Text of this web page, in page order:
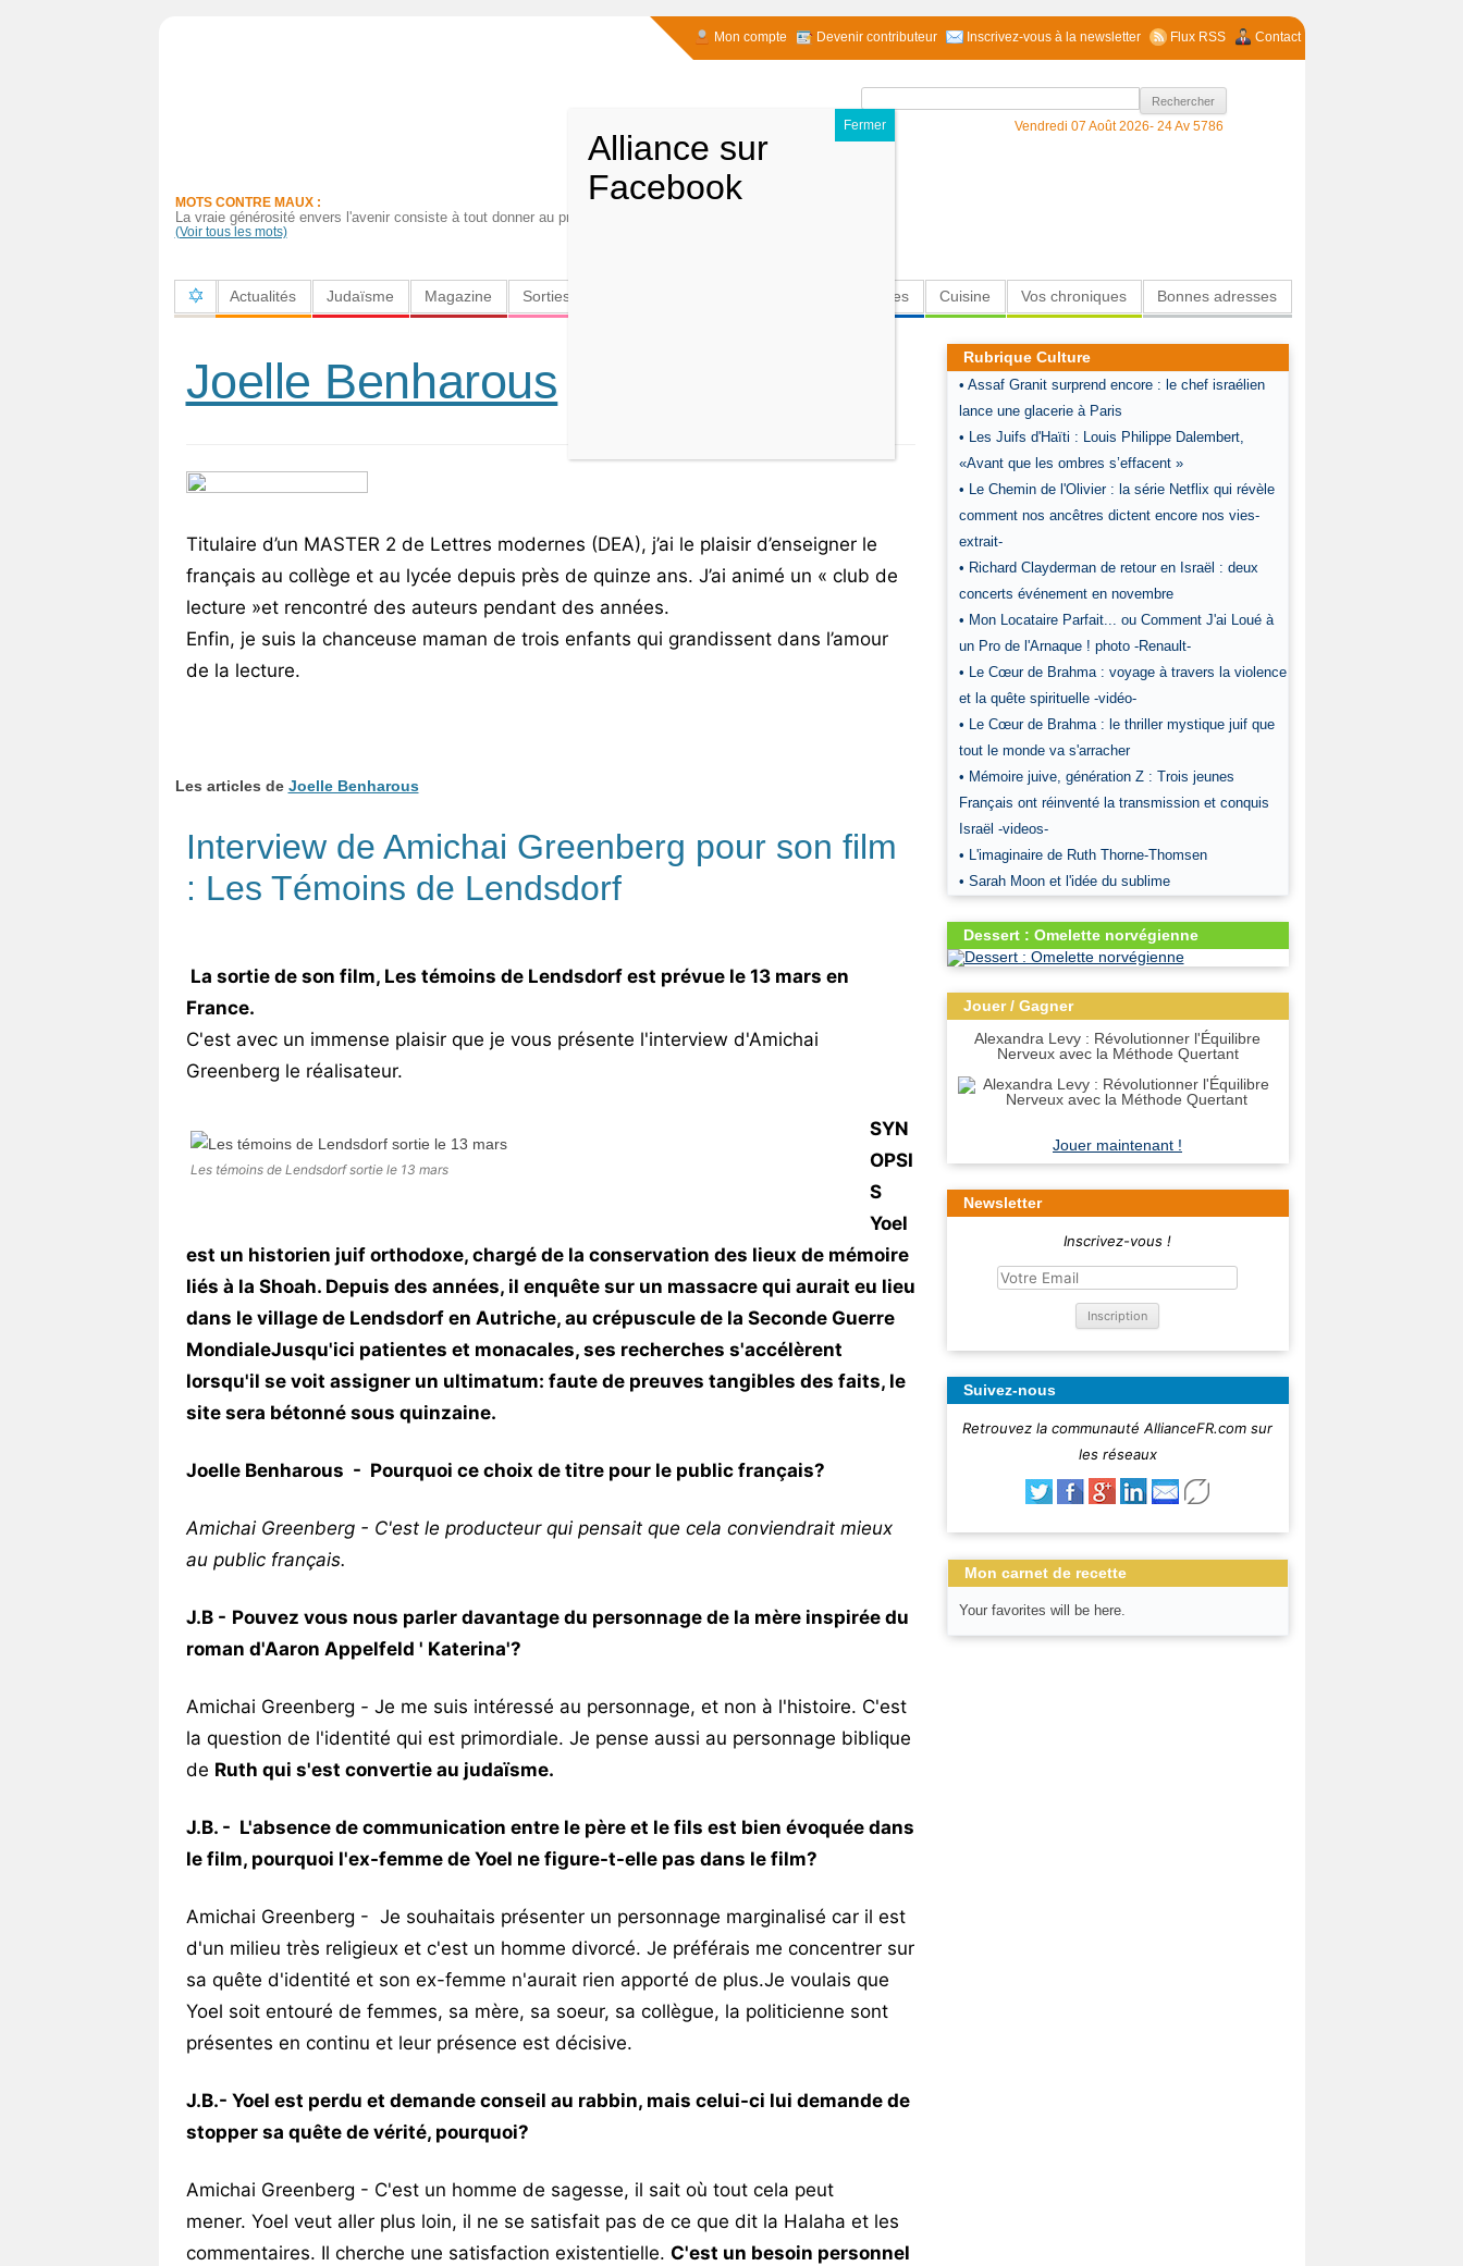
Mon compte Devenir contributeur Inscrivez-vous à la newsletter Flux RSS Contact
MOTS CONTRE MAUX :
La vraie générosité envers l'avenir consiste à tout donner au présent. Albert Camus
(Voir tous les mots)
Rechercher :
Vendredi 07 Août 2026- 24 Av 5786
Actualités Judaïsme Magazine Sorties Insolites Cuisine Vos chroniques Bonnes adresses
Joelle Benharous
Titulaire d’un MASTER 2 de Lettres modernes (DEA), j’ai le plaisir d’enseigner le
français au collège et au lycée depuis près de quinze ans. J’ai animé un « club de
lecture »et rencontré des auteurs pendant des années.
Enfin, je suis la chanceuse maman de trois enfants qui grandissent dans l’amour
de la lecture.
Les articles de Joelle Benharous
Interview de Amichai Greenberg pour son film
: Les Témoins de Lendsdorf
La sortie de son film, Les témoins de Lendsdorfest prévue le 13 mars en
France.
C'est avec un immense plaisir que je vous présente l'interview d'Amichai
Greenberg le réalisateur.
Les témoins de Lendsdorf sortie le 13 mars
SYN
OPSI
S
Yoel
est un historien juif orthodoxe, chargé de la conservation des lieux de mémoire
liés à la Shoah. Depuis des années, il enquête sur un massacre qui aurait eu lieu
dans le village de Lendsdorf en Autriche, au crépuscule de la Seconde Guerre
MondialeJusqu'ici patientes et monacales, ses recherches s'accélèrent
lorsqu'il se voit assigner un ultimatum: faute de preuves tangibles des faits, le
site sera bétonné sous quinzaine.
Joelle Benharous - Pourquoi ce choix de titre pour le public français?
Amichai Greenberg - C'est le producteur qui pensait que cela conviendrait mieux
au public français.
J.B - Pouvez vous nous parler davantage du personnage de la mère inspirée du
roman d'Aaron Appelfeld ' Katerina'?
Amichai Greenberg - Je me suis intéressé au personnage, et non à l'histoire. C'est
la question de l'identité qui est primordiale. Je pense aussi au personnage biblique
de Ruth qui s'est convertie au judaïsme.
J.B. - L'absence de communication entre le père et le fils est bien évoquée dans
le film, pourquoi l'ex-femme de Yoel ne figure-t-elle pas dans le film?
Amichai Greenberg - Je souhaitais présenter un personnage marginalisé car il est
d'un milieu très religieux et c'est un homme divorcé. Je préférais me concentrer sur
sa quête d'identité et son ex-femme n'aurait rien apporté de plus.Je voulais que
Yoel soit entouré de femmes, sa mère, sa soeur, sa collègue, la politicienne sont
présentes en continu et leur présence est décisive.
J.B.- Yoel est perdu et demande conseil au rabbin, mais celui-ci lui demande de
stopper sa quête de vérité, pourquoi?
Amichai Greenberg - C'est un homme de sagesse, il sait où tout cela peut
mener. Yoel veut aller plus loin, il ne se satisfait pas de ce que dit la Halaha et les
commentaires. Il cherche une satisfaction existentielle. C'est un besoin personnel
Rubrique Culture
• Assaf Granit surprend encore : le chef israélien
lance une glacerie à Paris
• Les Juifs d'Haïti : Louis Philippe Dalembert,
«Avant que les ombres s’effacent »
• Le Chemin de l'Olivier : la série Netflix qui révèle
comment nos ancêtres dictent encore nos vies-
extrait-
• Richard Clayderman de retour en Israël : deux
concerts événement en novembre
• Mon Locataire Parfait... ou Comment J'ai Loué à
un Pro de l'Arnaque ! photo -Renault-
• Le Cœur de Brahma : voyage à travers la violence
et la quête spirituelle -vidéo-
• Le Cœur de Brahma : le thriller mystique juif que
tout le monde va s'arracher
• Mémoire juive, génération Z : Trois jeunes
Français ont réinventé la transmission et conquis
Israël -videos-
• L'imaginaire de Ruth Thorne-Thomsen
• Sarah Moon et l'idée du sublime
Dessert : Omelette norvégienne
Jouer / Gagner
Alexandra Levy : Révolutionner l'Équilibre
Nerveux avec la Méthode Quertant
Jouer maintenant !
Newsletter
Inscrivez-vous !
Suivez-nous
Retrouvez la communauté AllianceFR.com sur
les réseaux
Mon carnet de recette
Your favorites will be here.